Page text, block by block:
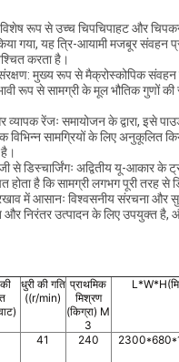
रूप से उच्च चिपचिपाहट और चिपकने
गया, यह त्रि-आयामी मजबूर संवहन
करता है।
मुख्य रूप से मैक्रोस्कोपिक
रूप से सामग्री के मूल भौतिक गुणों की
रेंजः समायोजन के द्वारा, इसे
विभिन्न सामग्रियों के लिए अनुकूलित
डिस्चार्जिंगः अद्वितीय यू-आकार के
है कि सामग्री लगभग पूरी तरह से
में आसानः विश्वसनीय संरचना और
और निरंतर उत्पादन के लिए उपयुक्त है,
धुरी की गति
((r/min)
प्राथमिक
मिश्रण
(किग्रा) M
3
41 240